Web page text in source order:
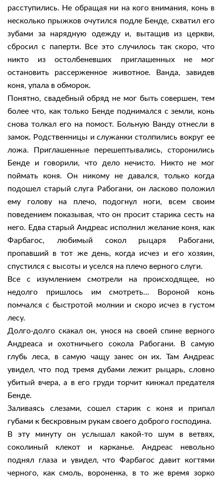
расступились. Не обращая ни на кого внимания, конь в
несколько прыжков очутился подле Бенде, схватил его
зубами за нарядную одежду и, вытащив из церкви,
сбросил с паперти. Все это случилось так скоро, что
никто из остолбеневших приглашенных не мог
остановить рассерженное животное. Ванда, завидев
коня, упала в обморок.
Понятно, свадебный обряд не мог быть совершен, тем
более что, как только Бенде поднимался с земли, конь
снова толкал его на помост. Больную Ванду отнесли в
замок. Родственницы и служанки столпились вокруг ее
ложа. Приглашенные перешептывались, сторонились
Бенде и говорили, что дело нечисто. Никто не мог
поймать коня. Он никому не давался, только когда
подошел старый слуга Рабогани, он ласково положил
ему голову на плечо, подогнул ноги, всем своим
поведением показывая, что он просит старика сесть на
него. Едва старый Андреас исполнил желание коня, как
Фарбагос, любимый сокол рыцаря Рабогани,
пропавший в тот же день, когда исчез и его хозяин,
спустился с высоты и уселся на плечо верного слуги.
Все с изумлением смотрели на происходящее, но
недолго пришлось им смотреть… Вороной конь
помчался с быстротой молнии и скоро исчез в густом
лесу.
Долго-долго скакал он, унося на своей спине верного
Андреаса и охотничьего сокола Рабогани. В самую
глубь леса, в самую чащу занес он их. Там Андреас
увидел, что под тремя дубами лежит рыцарь, словно
убитый вчера, а в его груди торчит кинжал предателя
Бенде.
Заливаясь слезами, сошел старик с коня и припал
губами к бескровным рукам своего доброго господина.
В эту минуту он услышал какой-то шум в ветвях,
соколиный клекот и карканье. Андреас невольно
поднял глаза и увидел, что Фарбагос давит когтями
черного, как смоль, вороненка, в то же время зорко